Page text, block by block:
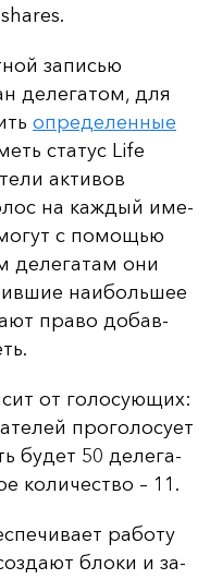
за­писью
де­ле­га­том, для
оп­ре­де­лен­ные
ста­тус Life
ак­ти­вов
на каж­дый име­
с по­мощью
де­ле­га­там они
на­иболь­шее
пра­во до­бав­
от го­ло­су­ющих:
про­го­ло­су­ет
бу­дет 50 де­ле­га­
ко­ли­чес­тво – 11.
ра­бо­ту
бло­ки и за­